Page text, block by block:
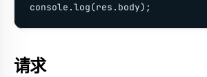
console.log(res.body);
请求